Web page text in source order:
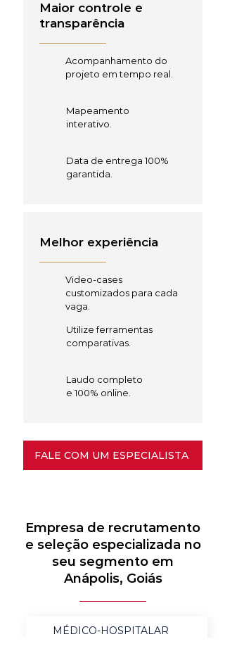
Maior controle e
transparência
Acompanhamento do
projeto em tempo real.
Mapeamento
interativo.
Data de entrega 100%
garantida.
Melhor experiência
Video-cases
customizados para cada
vaga.
Utilize ferramentas
comparativas.
Laudo completo
e 100% online.
FALE COM UM ESPECIALISTA
Empresa de recrutamento
e seleção especializada no
seu segmento em
Anápolis, Goiás
MÉDICO-HOSPITALAR